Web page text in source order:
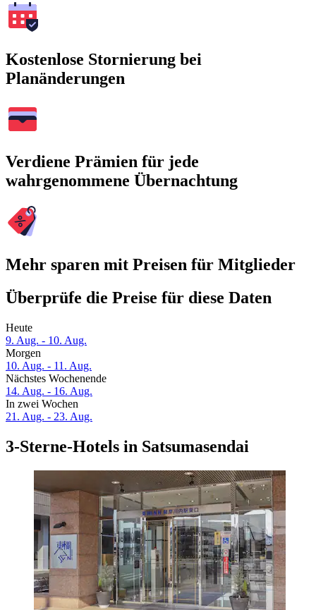
Kostenlose Stornierung bei
Planänderungen
Verdiene Prämien für jede
wahrgenommene Übernachtung
Mehr sparen mit Preisen für Mitglieder
Überprüfe die Preise für diese Daten
Heute
9. Aug. - 10. Aug.
Morgen
10. Aug. - 11. Aug.
Nächstes Wochenende
14. Aug. - 16. Aug.
In zwei Wochen
21. Aug. - 23. Aug.
3-Sterne-Hotels in Satsumasendai